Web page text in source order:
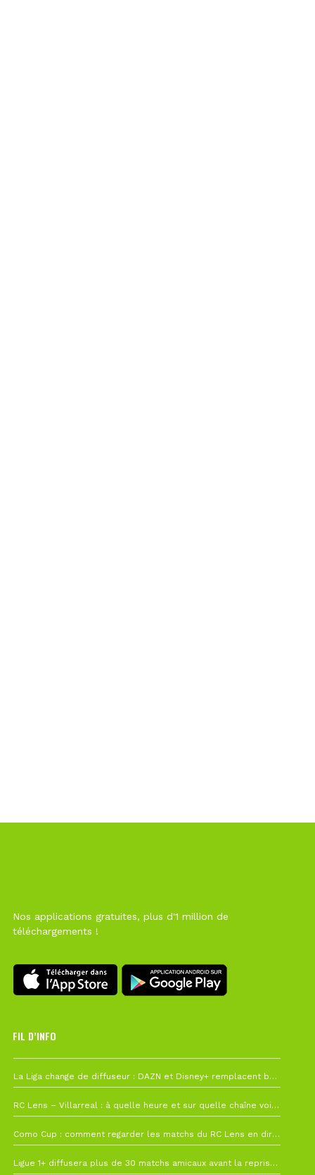
Nos applications gratuites, plus d'1 million de
téléchargements !
FIL D’INFO
La Liga change de diffuseur : DAZN et Disney+ remplacent beIN Sports !
RC Lens – Villarreal : à quelle heure et sur quelle chaîne voir la finale de la Como Cup ?
Como Cup : comment regarder les matchs du RC Lens en direct ?
Ligue 1+ diffusera plus de 30 matchs amicaux avant la reprise de la Ligue 1